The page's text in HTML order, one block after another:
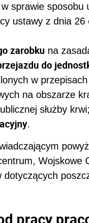
sprawie
ustawy z dnia
zarobku na
do
w
na obszarze
służby krwi;
.
Wojskowe
dotyczących